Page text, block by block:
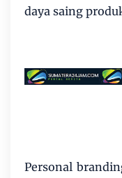
daya saing
Personal